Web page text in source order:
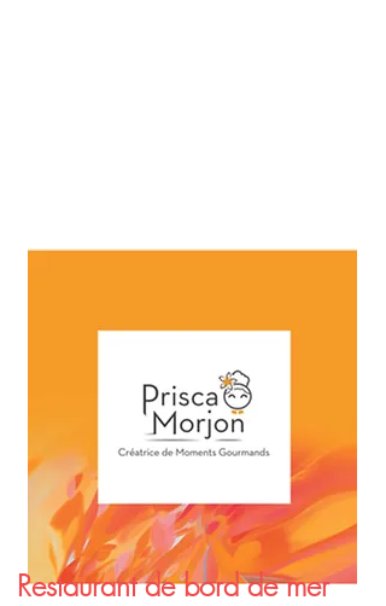
Restaurant de bord de mer